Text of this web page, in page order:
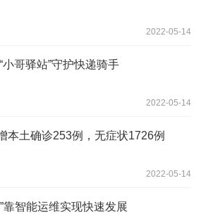
2022-05-14
哥驿站”守护快递骑手
2022-05-14
本土确诊253例，无症状1726例
2022-05-14
靠智能运维实现快速发展